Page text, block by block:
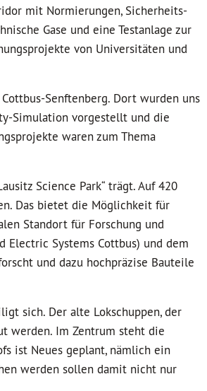
mit Normierungen, Sicherheits-
Gase und eine Testanlage zur
von Universitäten und
Senftenberg. Dort wurden uns
Simulation vorgestellt und die
waren zum Thema
Science Park“ trägt. Auf 420
Das bietet die Möglichkeit für
Standort für Forschung und
Electric Systems Cottbus) und dem
und dazu hochpräzise Bauteile
sich. Der alte Lokschuppen, der
werden. Im Zentrum steht die
ist Neues geplant, nämlich ein
werden sollen damit nicht nur